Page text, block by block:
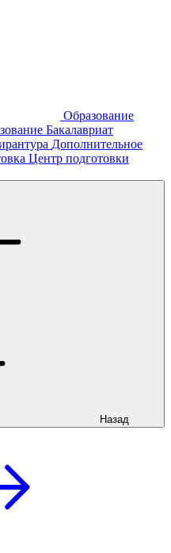
Образование
Бакалавриат
Дополнительное
Центр подготовки
Назад